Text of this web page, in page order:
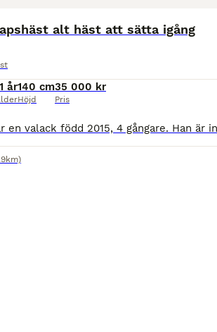
alt häst att sätta igång
år140 cm
Höjd
35 000 kr
Pris